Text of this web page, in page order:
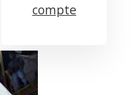
compte